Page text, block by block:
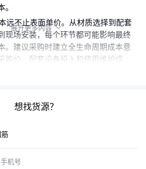
。
远不止表面单价。从材质选择到配套
现场安装，每个环节都可能影响最终
。建议采购时建立全生命周期成本意
购价、配套设备投入和使用维护成
展开更多内容 
想找货源？